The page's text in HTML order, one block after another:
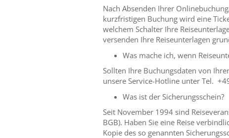
Nach Absenden Ihrer
kurzfristigen Buchung wird eine
welchem Schalter Ihre
versenden Ihre Reiseunterlagen
Was mache ich, wenn
Sollten Ihre Buchungsdaten von
unsere Service-Hotline unter Tel.
Was ist der Sicherungsschein?
Seit November 1994 sind
BGB). Haben Sie eine Reise
Kopie des so genannten